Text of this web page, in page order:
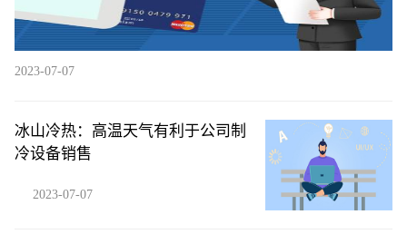
2023-07-07
冰山冷热：高温天气有利于公司制
冷设备销售
2023-07-07